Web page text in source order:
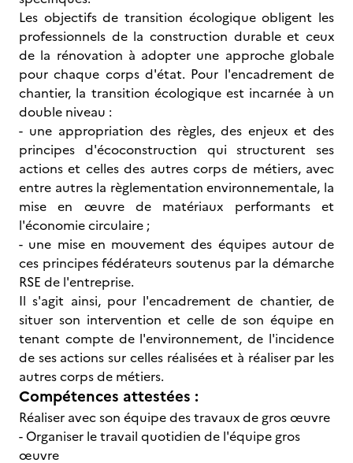
Les objectifs de transition écologique obligent les
professionnels de la construction durable et ceux
de la rénovation à adopter une approche globale
pour chaque corps d'état. Pour l'encadrement de
chantier, la transition écologique est incarnée à un
double niveau :
- une appropriation des règles, des enjeux et des
principes d'écoconstruction qui structurent ses
actions et celles des autres corps de métiers, avec
entre autres la règlementation environnementale, la
mise en œuvre de matériaux performants et
l'économie circulaire ;
- une mise en mouvement des équipes autour de
ces principes fédérateurs soutenus par la démarche
RSE de l'entreprise.
Il s'agit ainsi, pour l'encadrement de chantier, de
situer son intervention et celle de son équipe en
tenant compte de l'environnement, de l'incidence
de ses actions sur celles réalisées et à réaliser par les
autres corps de métiers.
Compétences attestées :
Réaliser avec son équipe des travaux de gros œuvre
- Organiser le travail quotidien de l'équipe gros
œuvre